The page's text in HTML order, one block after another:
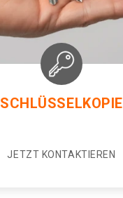
SCHLÜSSELKOPIE
JETZT KONTAKTIEREN